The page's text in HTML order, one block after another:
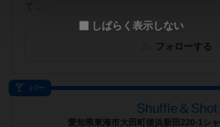
て...
フォローする
バー
Shuffle＆Shot
愛知県東海市大田町後浜新田220-1シ
しばらく表示しない